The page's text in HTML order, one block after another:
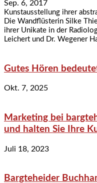
Sep. 6, 2017
Kunstausstellung ihrer
Die Wandflüsterin Silke
ihrer Unikate in der
Leichert und Dr. Wegener
Gutes Hören
Okt. 7, 2025
Marketing bei
und halten Sie Ihre
Juli 18, 2023
Bargteheider